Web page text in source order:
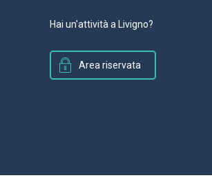
Hai un'attività a Livigno?
Area riservata